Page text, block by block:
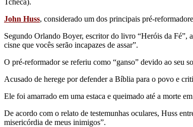
John Huss, considerado um dos principais pré-
Segundo Orlando Boyer, escritor do livro “Heróis da Fé”,
cisne que vocês serão incapazes de assar”.
O pré-reformador se referiu como “ganso” devido ao seu
Acusado de herege por defender a Bíblia para o povo e
Ele foi amarrado em uma estaca e queimado até a morte
De acordo com o relato de testemunhas oculares, Huss
misericórdia de meus inimigos”.